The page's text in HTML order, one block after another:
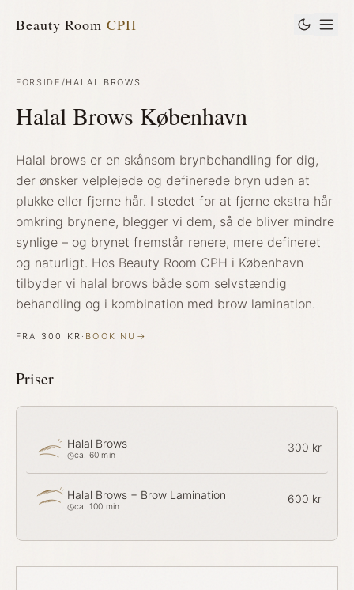
Beauty Room CPH
FORSIDE /HALAL BROWS
Halal Brows København
Halal brows er en skånsom brynbehandling for dig,
der ønsker velplejede og definerede bryn uden at
plukke eller fjerne hår. I stedet for at fjerne ekstra hår
omkring brynene, blegger vi dem, så de bliver mindre
synlige – og brynet fremstår renere, mere defineret
og naturligt. Hos Beauty Room CPH i København
tilbyder vi halal brows både som selvstændig
behandling og i kombination med brow lamination.
FRA 300 KR · BOOK NU →
Priser
Halal Brows
ca. 60 min
300 kr
Halal Brows + Brow Lamination
ca. 100 min
600 kr